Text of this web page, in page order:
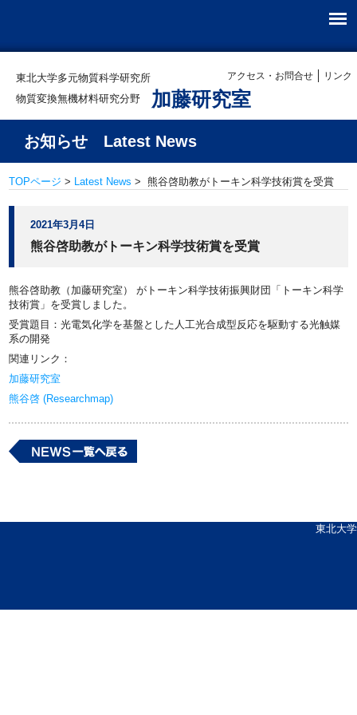
東北大学多元物質科学研究所
物質変換無機材料研究分野
加藤研究室
アクセス・お問合せ リンク
お知らせ Latest News
TOPページ > Latest News > 熊谷啓助教がトーキン科学技術賞を受賞
2021年3月4日
熊谷啓助教がトーキン科学技術賞を受賞
熊谷啓助教（加藤研究室） がトーキン科学技術振興財団「トーキン科学
技術賞」を受賞しました。
受賞題目：光電気化学を基盤とした人工光合成型反応を駆動する光触媒
系の開発
関連リンク：
加藤研究室
熊谷啓 (Researchmap)
東北大